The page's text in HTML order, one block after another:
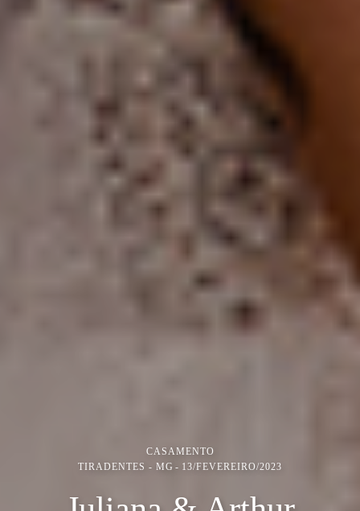
CASAMENTO
TIRADENTES - MG
13/FEVEREIRO/2023